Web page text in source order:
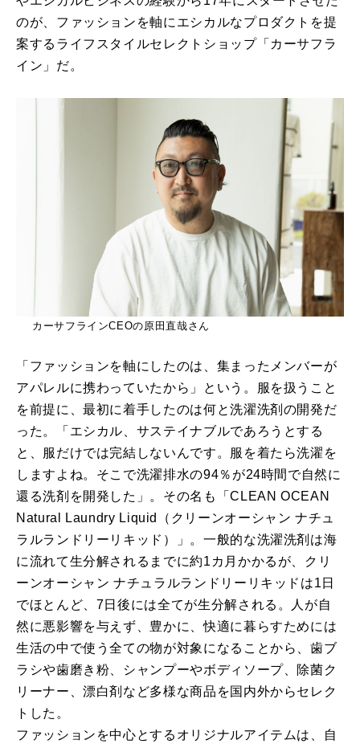
のが、ファッションを軸にエシカルなプロダクトを提
案するライフスタイルセレクトショップ「カーサフラ
イン」だ。
カーサフラインCEOの原田直哉さん
「ファッションを軸にしたのは、集まったメンバーが
アパレルに携わっていたから」という。服を扱うこと
を前提に、最初に着手したのは何と洗濯洗剤の開発だ
った。「エシカル、サステイナブルであろうとする
と、服だけでは完結しないんです。服を着たら洗濯を
しますよね。そこで洗濯排水の94％が24時間で自然に
還る洗剤を開発した」。その名も「CLEAN OCEAN
Natural Laundry Liquid（クリーンオーシャン ナチュ
ラルランドリーリキッド）」。一般的な洗濯洗剤は海
に流れて生分解されるまでに約1カ月かかるが、クリ
ーンオーシャン ナチュラルランドリーリキッドは1日
でほとんど、7日後には全てが生分解される。人が自
然に悪影響を与えず、豊かに、快適に暮らすためには
生活の中で使う全ての物が対象になることから、歯ブ
ラシや歯磨き粉、シャンプーやボディソープ、除菌ク
リーナー、漂白剤など多様な商品を国内外からセレク
トした。
ファッションを中心とするオリジナルアイテムは、自